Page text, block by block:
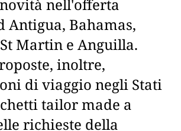
nell'offerta
Antigua, Bahamas,
Martin e Anguilla.
inoltre,
di viaggio negli Stati
tailor made a
richieste della